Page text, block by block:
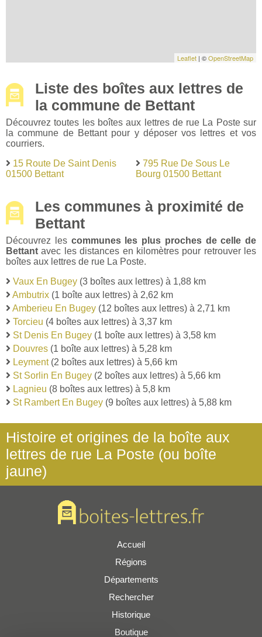
Leaflet | ©OpenStreetMap
Liste des boîtes aux lettres de
la commune de Bettant
Découvrez toutes les boîtes aux lettres de rue La Poste sur
la commune de Bettant pour y déposer vos lettres et vos
courriers.
15 Route De Saint Denis
01500 Bettant
795 Rue De Sous Le
Bourg 01500 Bettant
Les communes à proximité de
Bettant
Découvrez les communes les plus proches de celle de
Bettant avec les distances en kilomètres pour retrouver les
boîtes aux lettres de rue La Poste.
Vaux En Bugey (3 boîtes aux lettres) à 1,88 km
Ambutrix (1 boîte aux lettres) à 2,62 km
Amberieu En Bugey (12 boîtes aux lettres) à 2,71 km
Torcieu (4 boîtes aux lettres) à 3,37 km
St Denis En Bugey (1 boîte aux lettres) à 3,58 km
Douvres (1 boîte aux lettres) à 5,28 km
Leyment(2 boîtes aux lettres) à 5,66 km
St Sorlin En Bugey (2 boîtes aux lettres) à 5,66 km
Lagnieu (8 boîtes aux lettres) à 5,8 km
St Rambert En Bugey (9 boîtes aux lettres) à 5,88 km
Histoire et origines de la boîte aux
lettres de rue La Poste (ou boîte
jaune)
Accueil
Régions
Départements
Rechercher
Historique
Boutique